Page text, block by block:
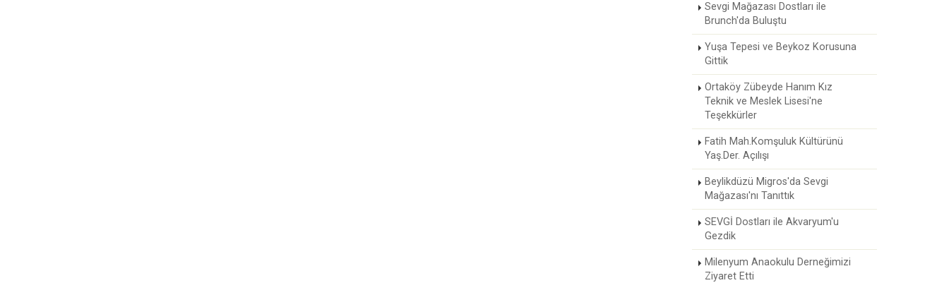
Sevgi Mağazası Dostları ile
Brunch'da Buluştu
Yuşa Tepesi ve Beykoz Korusuna
Gittik
Ortaköy Zübeyde Hanım Kız
Teknik ve Meslek Lisesi'ne
Teşekkürler
Fatih Mah.Komşuluk Kültürünü
Yaş.Der. Açılışı
Beylikdüzü Migros'da Sevgi
Mağazası'nı Tanıttık
SEVGİ Dostları ile Akvaryum'u
Gezdik
Milenyum Anaokulu Derneğimizi
Ziyaret Etti